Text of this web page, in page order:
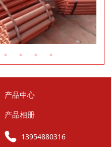
产品中心
产品相册
13954880316